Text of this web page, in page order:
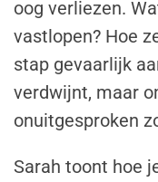
oog verliezen.
vastlopen? Hoe
stap gevaarlijk
verdwijnt, maar
onuitgesproken
Sarah toont hoe